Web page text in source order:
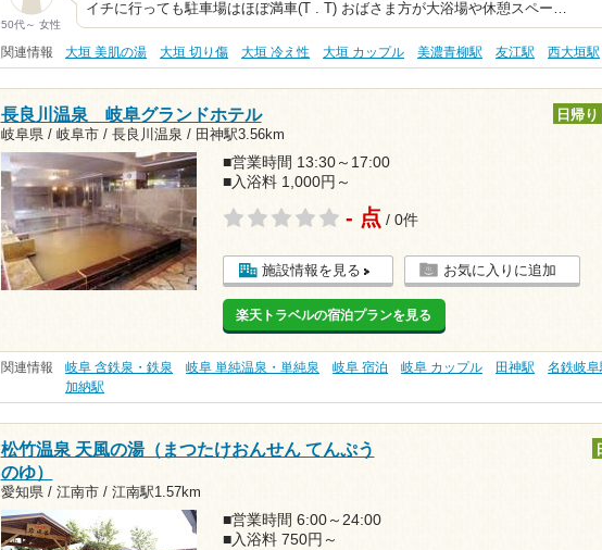
50代～ 女性
イチに行っても駐車場はほぼ満車(T . T) おばさま方が大浴場や休憩スペー…
関連情報 大垣 美肌の湯 大垣 切り傷 大垣 冷え性 大垣 カップル 美濃青柳駅 友江駅 西大垣駅
長良川温泉 岐阜グランドホテル
岐阜県 / 岐阜市 / 長良川温泉 / 田神駅3.56km
日帰り
■営業時間 13:30～17:00
■入浴料 1,000円～
- 点 / 0件
施設情報を見る お気に入りに追加
楽天トラベルの宿泊プランを見る
関連情報 岐阜 含鉄泉・鉄泉 岐阜 単純温泉・単純泉 岐阜 宿泊 岐阜 カップル 田神駅 名鉄岐阜
加納駅
松竹温泉 天風の湯（まつたけおんせん てんぷう
のゆ）
愛知県 / 江南市 / 江南駅1.57km
■営業時間 6:00～24:00
■入浴料 750円～